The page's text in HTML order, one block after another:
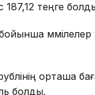
187,12 теңге
орташа
болды.